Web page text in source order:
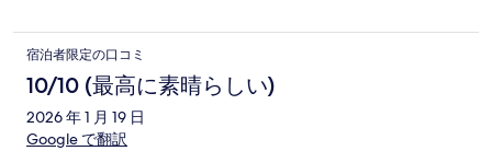
宿泊者限定の口コミ
10/10 (最高に素晴らしい)
2026 年 1 月 19 日
Google で翻訳